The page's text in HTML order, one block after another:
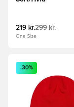
219 kr.299 kr.
One Size
Åbner en Modal
-30%